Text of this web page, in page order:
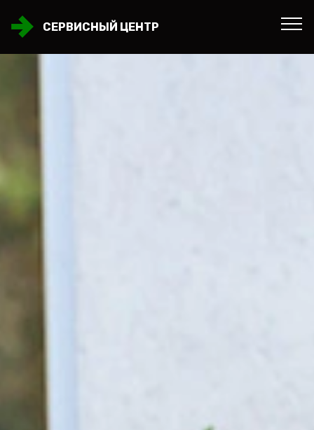
СЕРВИСНЫЙ ЦЕНТР